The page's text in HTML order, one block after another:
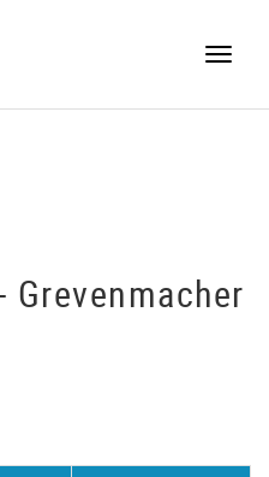
Toggle